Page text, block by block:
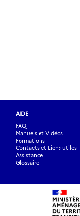
AIDE
FAQ
Manuels et Vidéos
Formations
Contacts et Liens utiles
Assistance
Glossaire